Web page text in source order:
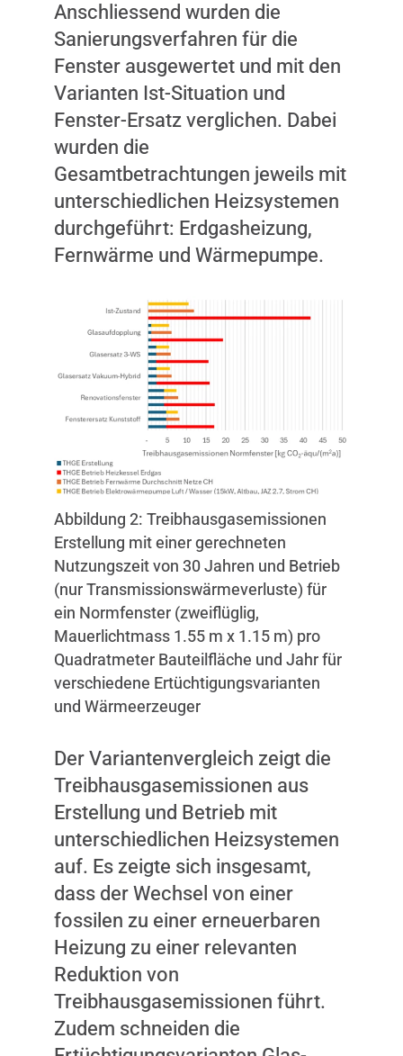
Anschliessend wurden die
Sanierungsverfahren für die
Fenster ausgewertet und mit den
Varianten Ist-Situation und
Fenster-Ersatz verglichen. Dabei
wurden die
Gesamtbetrachtungen jeweils mit
unterschiedlichen Heizsystemen
durchgeführt: Erdgasheizung,
Fernwärme und Wärmepumpe.
Abbildung 2: Treibhausgasemissionen
Erstellung mit einer gerechneten
Nutzungszeit von 30 Jahren und Betrieb
(nur Transmissionswärmeverluste) für
ein Normfenster (zweiflüglig,
Mauerlichtmass 1.55 m x 1.15 m) pro
Quadratmeter Bauteilfläche und Jahr für
verschiedene Ertüchtigungsvarianten
und Wärmeerzeuger
Der Variantenvergleich zeigt die
Treibhausgasemissionen aus
Erstellung und Betrieb mit
unterschiedlichen Heizsystemen
auf. Es zeigte sich insgesamt,
dass der Wechsel von einer
fossilen zu einer erneuerbaren
Heizung zu einer relevanten
Reduktion von
Treibhausgasemissionen führt.
Zudem schneiden die